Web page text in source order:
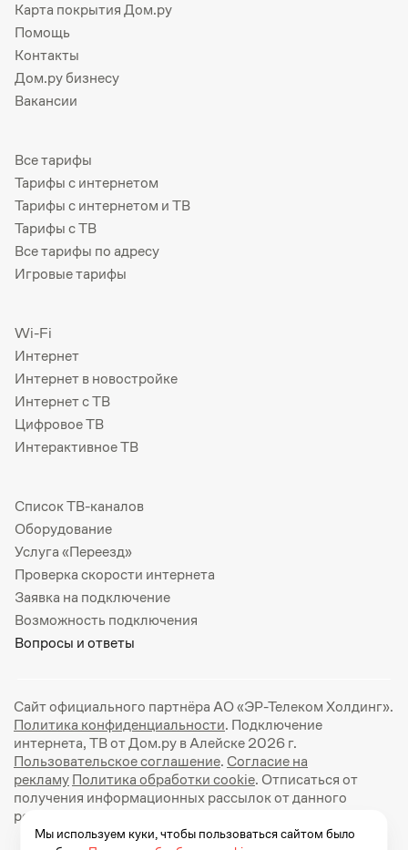
Карта покрытия Дом.ру
Помощь
Контакты
Дом.ру бизнесу
Вакансии
Все тарифы
Тарифы с интернетом
Тарифы с интернетом и ТВ
Тарифы с ТВ
Все тарифы по адресу
Игровые тарифы
Wi-Fi
Интернет
Интернет в новостройке
Интернет с ТВ
Цифровое ТВ
Интерактивное ТВ
Список ТВ-каналов
Оборудование
Услуга «Переезд»
Проверка скорости интернета
Заявка на подключение
Возможность подключения
Вопросы и ответы
Сайт официального партнёра АО «ЭР-Телеком Холдинг».
Политика конфиденциальности. Подключение
интернета, ТВ от Дом.ру в Алейске 2026 г.
Пользовательское соглашение. Согласие на
рекламуПолитика обработки cookie. Отписаться от
получения информационных рассылок от данного
ресурса можно на
Мы используем куки, чтобы пользоваться сайтом было